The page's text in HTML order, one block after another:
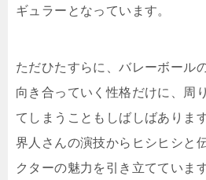
ギュラーとなっています。
ただひたすらに、バレーボール
向き合っていく性格だけに、周
てしまうこともしばしばありま
界人さんの演技からヒシヒシと
クターの魅力を引き立てています